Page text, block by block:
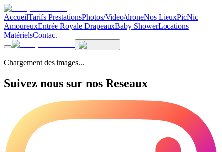
AccueilTarifs PrestationsPhotos/Video/droneNos LieuxPicNic
AmoureuxEntrée Royale DrapeauxBaby ShowerLocations
MatérielsContact
Chargement des images...
Suivez nous sur nos Reseaux